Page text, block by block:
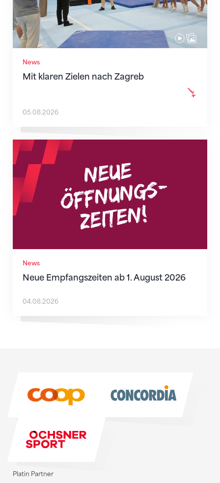
News
Mit klaren Zielen nach Zagreb
05.08.2026
News
Neue Empfangszeiten ab 1. August 2026
Neue Empfangszeiten ab 1. August 2026
04.08.2026
Platin Partner